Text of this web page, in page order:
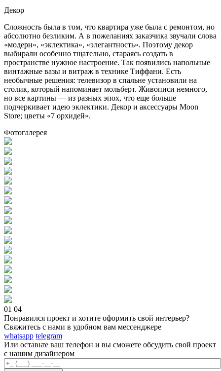
Декор
Сложность была в том, что квартира уже была с ремонтом, но
абсолютно безликим. А в пожеланиях заказчика звучали слова
«модерн», «эклектика», «элегантность». Поэтому декор
выбирали особенно тщательно, стараясь создать в
пространстве нужное настроение. Так появились напольные
винтажные вазы и витраж в технике Тиффани. Есть
необычные решения: телевизор в спальне установили на
столик, который напоминает мольберт. Живописи немного,
но все картины — из разных эпох, что еще больше
подчеркивает идею эклектики. Декор и аксессуары Moon‌
Store; цветы «7 орхидей».
Фотогалерея
01 04
Понравился проект и хотите оформить свой интерьер?
Свяжитесь с нами в удобном вам мессенджере
whatsapp telegram
Или оставьте ваш телефон и вы сможете обсудить свой проект
с нашим дизайнером